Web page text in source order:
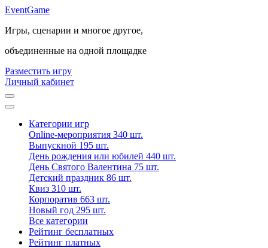
EventGame
Игры, сценарии и многое другое,
объединенные на одной площадке
Разместить игру
Личный кабинет
Категории игр
Online-мероприятия 340 шт.
Выпускной 195 шт.
День рождения или юбилей 440 шт.
День Святого Валентина 75 шт.
Детский праздник 86 шт.
Квиз 310 шт.
Корпоратив 663 шт.
Новый год 295 шт.
Все категории
Рейтинг бесплатных
Рейтинг платных